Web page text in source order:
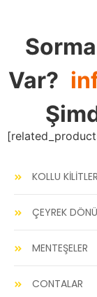
Var?
KOLLU KİLİTLER
ÇEYREK
MENTEŞELER
CONTALAR